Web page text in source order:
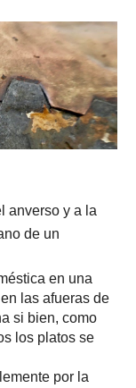
anverso y a la
de un
en una
las afueras de
si bien, como
los platos se
por la